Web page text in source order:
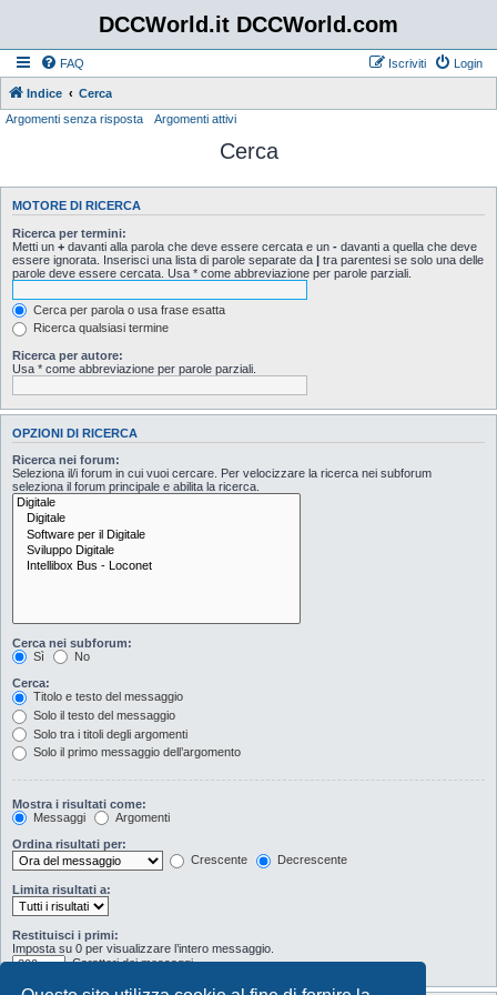
DCCWorld.it DCCWorld.com
FAQ Login
Iscriviti
Indice
Cerca
Argomenti senza risposta
Argomenti attivi
Cerca
MOTORE DI RICERCA
Ricerca per termini:
Metti un + davanti alla parola che deve essere cercata e un - davanti a quella che deve
essere ignorata. Inserisci una lista di parole separate da | tra parentesi se solo una delle
parole deve essere cercata. Usa * come abbreviazione per parole parziali.
Cerca per parola o usa frase esatta
Ricerca qualsiasi termine
Ricerca per autore:
Usa * come abbreviazione per parole parziali.
OPZIONI DI RICERCA
Ricerca nei forum:
Seleziona il/i forum in cui vuoi cercare. Per velocizzare la ricerca nei subforum
seleziona il forum principale e abilita la ricerca.
Cerca nei subforum:
Sì
No
Cerca:
Titolo e testo del messaggio
Solo il testo del messaggio
Solo tra i titoli degli argomenti
Solo il primo messaggio dell’argomento
Mostra i risultati come:
Messaggi
Argomenti
Ordina risultati per:
Crescente
Decrescente
Limita risultati a:
Restituisci i primi:
Imposta su 0 per visualizzare l’intero messaggio.
Caratteri dei messaggi